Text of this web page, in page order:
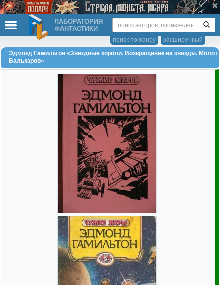
ЛАБОРАТОРИЯ
ФАНТАСТИКИ
расширенный
поиск по жанру
Эдмонд Гамильтон «Звёздные короли. Возвращение на звёзды. Молот
Валькаров»